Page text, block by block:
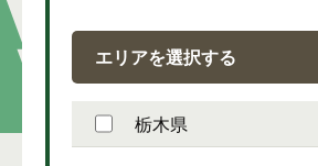
エリアを選択する
栃木県